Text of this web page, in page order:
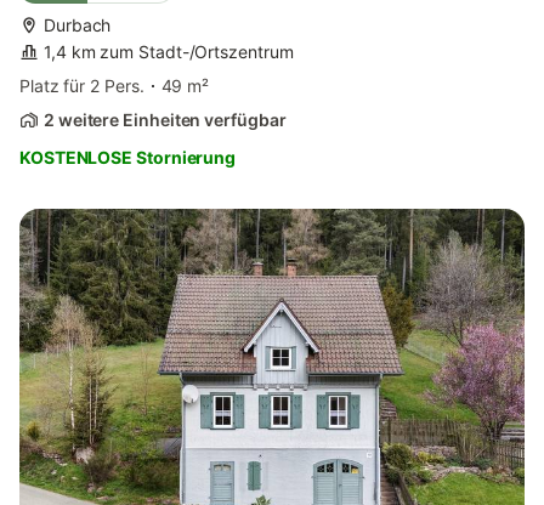
Durbach
1,4 km zum Stadt-/Ortszentrum
Platz für 2 Pers.
49 m²
2 weitere Einheiten verfügbar
KOSTENLOSE Stornierung